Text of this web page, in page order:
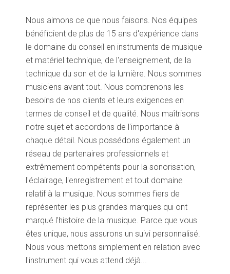
Nous aimons ce que nous faisons. Nos équipes
bénéficient de plus de 15 ans d'expérience dans
le domaine du conseil en instruments de musique
et matériel technique, de l'enseignement, de la
technique du son et de la lumière. Nous sommes
musiciens avant tout. Nous comprenons les
besoins de nos clients et leurs exigences en
termes de conseil et de qualité. Nous maîtrisons
notre sujet et accordons de l'importance à
chaque détail. Nous possédons également un
réseau de partenaires professionnels et
extrêmement compétents pour la sonorisation,
l'éclairage, l'enregistrement et tout domaine
relatif à la musique. Nous sommes fiers de
représenter les plus grandes marques qui ont
marqué l'histoire de la musique. Parce que vous
êtes unique, nous assurons un suivi personnalisé.
Nous vous mettons simplement en relation avec
l'instrument qui vous attend déjà...